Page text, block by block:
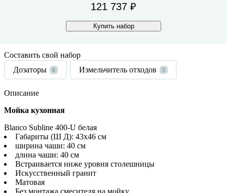
121 737 ₽
Купить набор
Составить свой набор
Дозаторы
6 Измельчитель отходов 5
Описание
Мойка кухонная
Blanco Subline 400-U белая
Габариты (Ш Д): 43x46 см
ширина чаши: 40 см
длина чаши: 40 см
Встраивается ниже уровня столешницы
Искусственный гранит
Матовая
Без монтажа смесителя на мойку